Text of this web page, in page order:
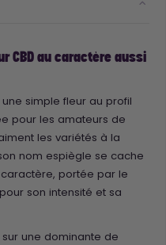
CBD au caractère aussi
une simple fleur au profil
pour les amateurs de
les variétés à la
nom espiègle se cache
portée par le
son intensité et sa
une dominante de